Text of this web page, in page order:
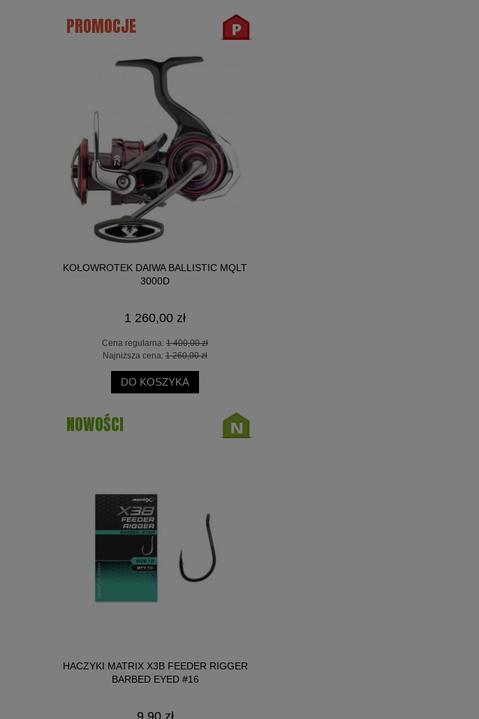
PROMOCJE
KOŁOWROTEK DAIWA BALLISTIC MQLT
3000D
1 260,00 zł
Cena regularna: 1 400,00 zł
Najniższa cena: 1 260,00 zł
DO KOSZYKA
NOWOŚCI
HACZYKI MATRIX X3B FEEDER RIGGER
BARBED EYED #16
9,90 zł